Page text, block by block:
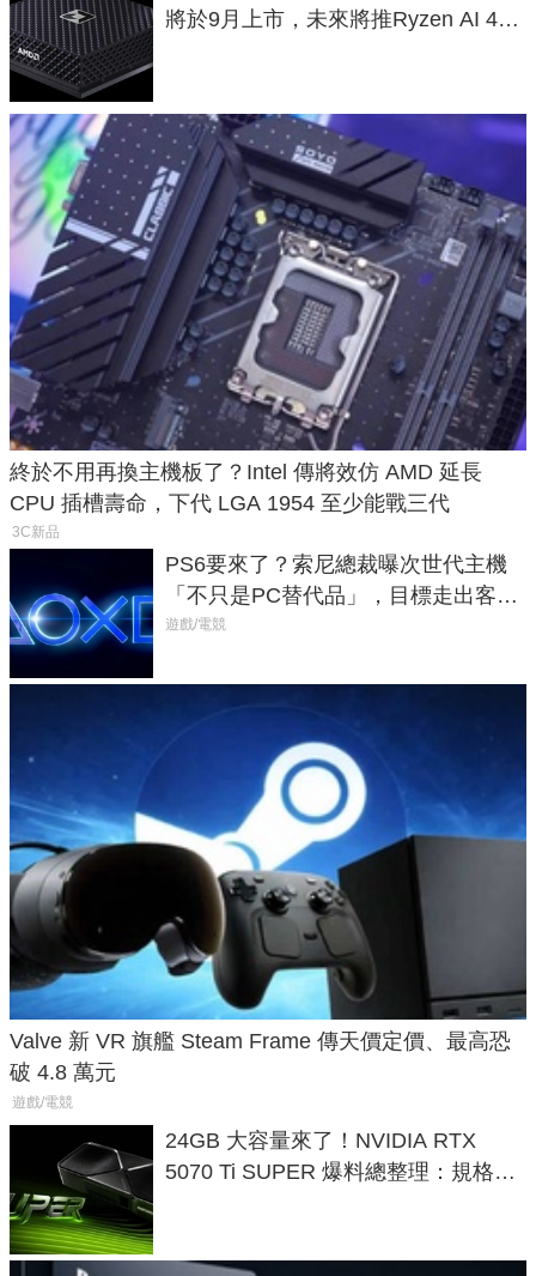
將於9月上市，未來將推Ryzen AI 400
終於不用再換主機板了？Intel 傳將效仿 AMD 延長
CPU 插槽壽命，下代 LGA 1954 至少能戰三代
3C新品
PS6要來了？索尼總裁曝次世代主機
「不只是PC替代品」，目標走出客
廳、進軍電競桌面
遊戲/電競
Valve 新 VR 旗艦 Steam Frame 傳天價定價、最高恐
破 4.8 萬元
遊戲/電競
24GB 大容量來了！NVIDIA RTX
5070 Ti SUPER 爆料總整理：規格、